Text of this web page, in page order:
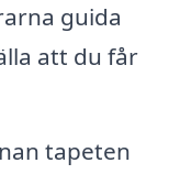
guida
att du får
tapeten